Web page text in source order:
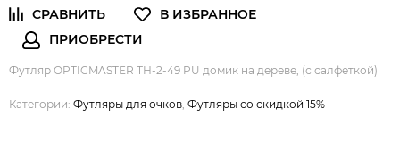
Футляр OPTICMASTER ТН-2-49 PU домик на дереве, (с салфеткой)
Категории: Футляры для очков, Футляры со скидкой 15%